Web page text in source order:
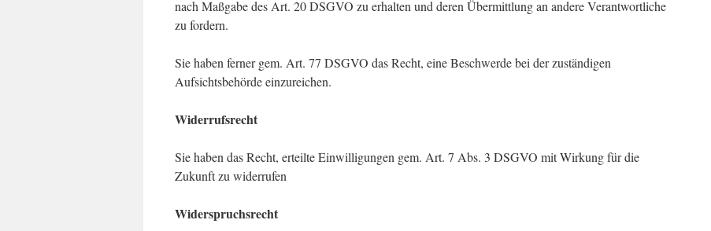
nach Maßgabe des Art. 20 DSGVO zu erhalten und deren Übermittlung an andere Verantwortliche
zu fordern.
Sie haben ferner gem. Art. 77 DSGVO das Recht, eine Beschwerde bei der zuständigen
Aufsichtsbehörde einzureichen.
Widerrufsrecht
Sie haben das Recht, erteilte Einwilligungen gem. Art. 7 Abs. 3 DSGVO mit Wirkung für die
Zukunft zu widerrufen
Widerspruchsrecht